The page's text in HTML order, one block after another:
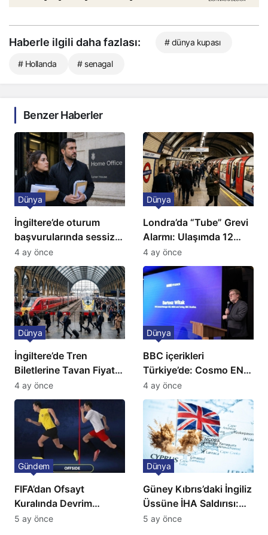
Haberle ilgili daha fazlası: # dünya kupası
# Hollanda # senagal
Benzer Haberler
İngiltere’de oturum
başvurularında sessiz
kriz: Büyükelçilikten
açıklama!
Dünya
4 ay önce
Londra’da “Tube” Grevi
Alarmı: Ulaşımda 12
Günlük Kaos Kapıda
Dünya
4 ay önce
İngiltere’de Tren
Biletlerine Tavan Fiyat:
Ulaşımda Yeni
Düzenleme
Dünya
4 ay önce
BBC içerikleri
Türkiye’de: Cosmo EN
ve BBC Player yayında
Dünya
4 ay önce
FIFA’dan Ofsayt
Kuralında Devrim
Niteliğinde Onay
Gündem
5 ay önce
Güney Kıbrıs’daki İngiliz
Üssüne İHA Saldırısı:
Patlama, Sirenler ve
Dünya
5 ay önce